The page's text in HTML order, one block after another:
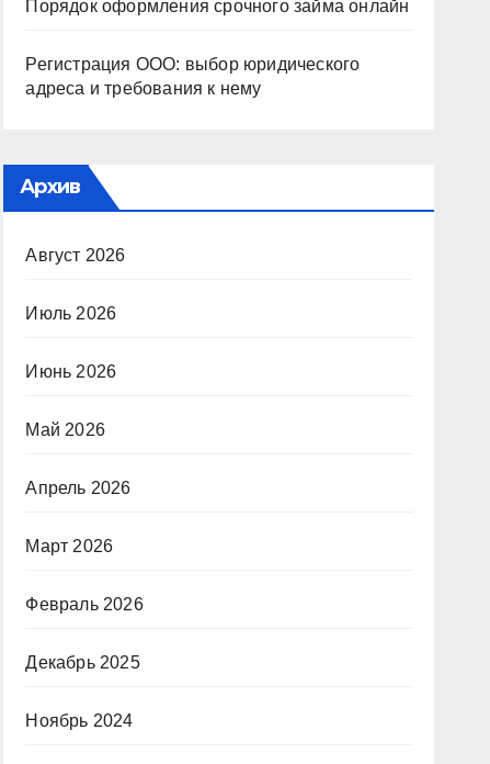
Порядок оформления срочного займа онлайн
Регистрация ООО: выбор юридического
адреса и требования к нему
Архив
Август 2026
Июль 2026
Июнь 2026
Май 2026
Апрель 2026
Март 2026
Февраль 2026
Декабрь 2025
Ноябрь 2024